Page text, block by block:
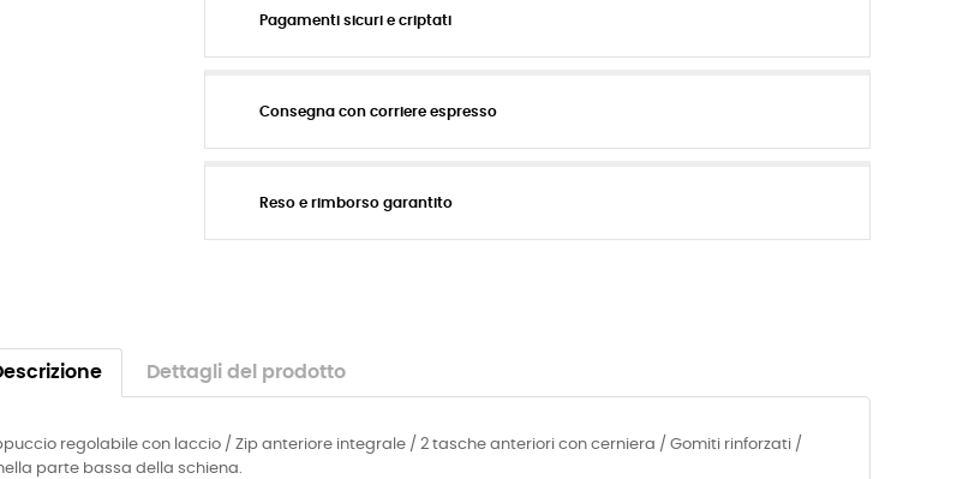
Pagamenti sicuri e criptati
Consegna con corriere espresso
Reso e rimborso garantito
Dettagli del prodotto
regolabile con laccio / Zip anteriore integrale / 2 tasche anteriori con cerniera / Gomiti rinforzati /
parte bassa della schiena.